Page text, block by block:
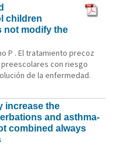
children
not modify the
P . El tratamiento precoz
con riesgo
de la enfermedad.
increase the
and asthma-
combined always